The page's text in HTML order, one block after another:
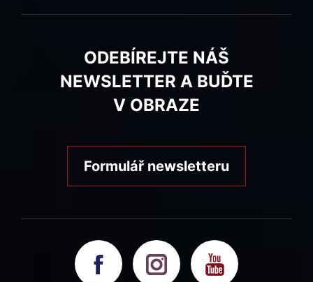
ODEBÍREJTE NÁŠ
NEWSLETTER A BUĎTE
V OBRAZE
Formulář newsletteru